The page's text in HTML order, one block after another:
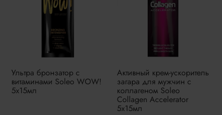
Ультра бронзатор с
витаминами Soleo WOW!
5x15мл
Активный крем-ускоритель
загара для мужчин с
коллагеном Soleo
Collagen Accelerator
5x15мл